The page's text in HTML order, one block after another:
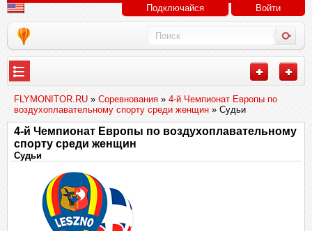
Подключайся Войти
FLYMONITOR.RU » Соревнования » 4-й Чемпионат Европы по
воздухоплавательному спорту среди женщин » Судьи
4-й Чемпионат Европы по воздухоплавательному
спорту среди женщин
Судьи